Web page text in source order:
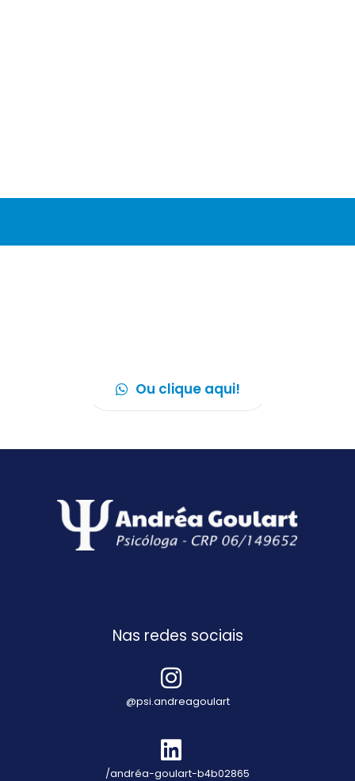
Ou clique aqui!
Nas redes sociais
@psi.andreagoulart
/andréa-goulart-b4b02865